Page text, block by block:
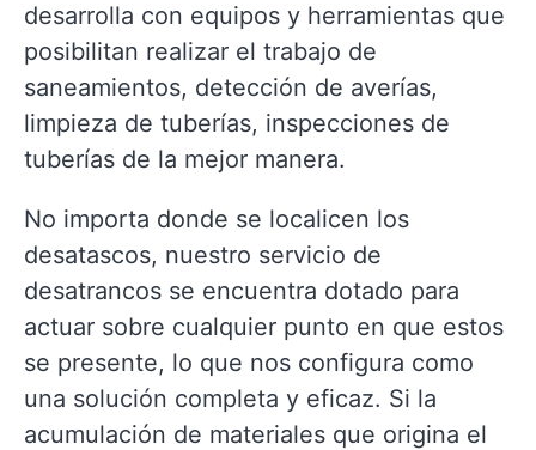
desarrolla con equipos y herramientas que
posibilitan realizar el trabajo de
saneamientos, detección de averías,
limpieza de tuberías, inspecciones de
tuberías de la mejor manera.
No importa donde se localicen los
desatascos, nuestro servicio de
desatrancos se encuentra dotado para
actuar sobre cualquier punto en que estos
se presente, lo que nos configura como
una solución completa y eficaz. Si la
acumulación de materiales que origina el